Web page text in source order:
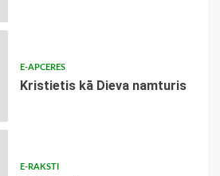
E-APCERES
Kristietis kā Dieva namturis
E-RAKSTI